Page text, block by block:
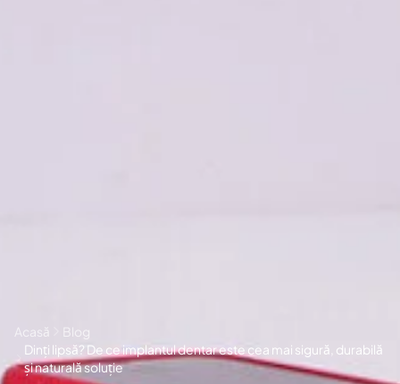
Acasă
Blog
Dinți lipsă? De ce implantul dentar este cea mai sigură, durabilă
și naturală soluție